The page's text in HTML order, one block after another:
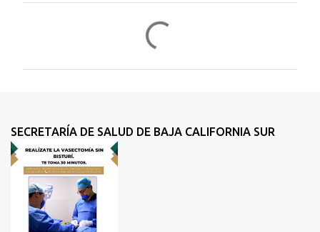
t
a
r
o
SECRETARÍA DE SALUD DE BAJA CALIFORNIA SUR